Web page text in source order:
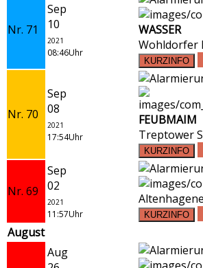
Nr. 71
Sep
10
2021
08:46Uhr
WASSER
Wohldorfer
Nr. 70
Sep
08
2021
17:54Uhr
FEUBMAIM
Treptower
Nr. 69
Sep
02
2021
11:57Uhr
August
Aug